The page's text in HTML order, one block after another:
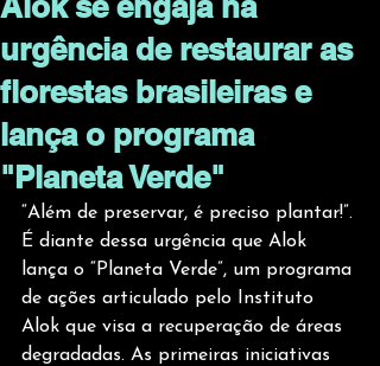
urgência de restaurar as
florestas brasileiras e
lança o programa
"Planeta Verde"
“Além de preservar, é preciso plantar!”.
É diante dessa urgência que Alok
lança o “Planeta Verde”, um programa
de ações articulado pelo Instituto
Alok que visa a recuperação de áreas
degradadas. As primeiras iniciativas